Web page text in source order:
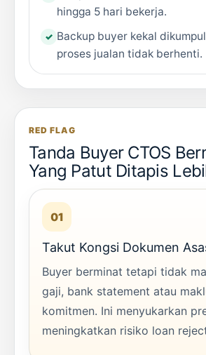
hingga 5 hari bekerja.
Backup buyer kekal
proses jualan tidak berhenti.
RED FLAG
Tanda Buyer CTOS
Yang Patut Ditapis
01
Takut Kongsi Dokumen
Buyer berminat tetapi tidak
gaji, bank statement atau
komitmen. Ini menyukarkan
meningkatkan risiko loan